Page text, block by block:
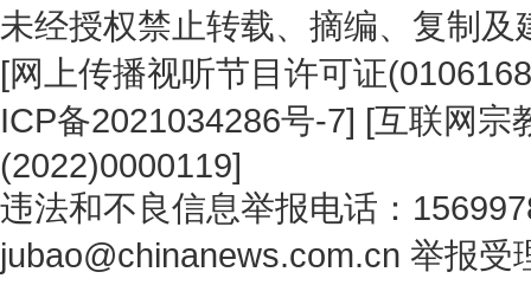
未经授权禁止转载、摘编、复制
[网上传播视听节目许可证
ICP备2021034286号-7] [互联网宗
(2022)0000119]
违法和不良信息举报电话：
jubao@chinanews.com.cn 举报受